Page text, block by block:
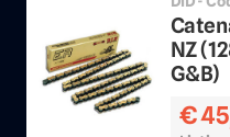
NZ
G&B)
€